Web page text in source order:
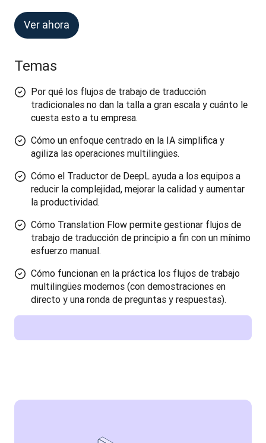
Ver ahora
Temas
Por qué los flujos de trabajo de traducción
tradicionales no dan la talla a gran escala y cuánto le
cuesta esto a tu empresa.
Cómo un enfoque centrado en la IA simplifica y
agiliza las operaciones multilingües.
Cómo el Traductor de DeepL ayuda a los equipos a
reducir la complejidad, mejorar la calidad y aumentar
la productividad.
Cómo Translation Flow permite gestionar flujos de
trabajo de traducción de principio a fin con un mínimo
esfuerzo manual.
Cómo funcionan en la práctica los flujos de trabajo
multilingües modernos (con demostraciones en
directo y una ronda de preguntas y respuestas).